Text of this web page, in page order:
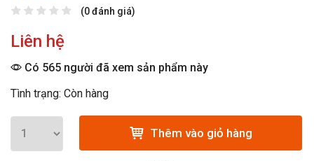
(0 đánh giá)
Liên hệ
Có 565 người đã xem sản phẩm này
Tình trạng: Còn hàng
Thêm vào giỏ hàng